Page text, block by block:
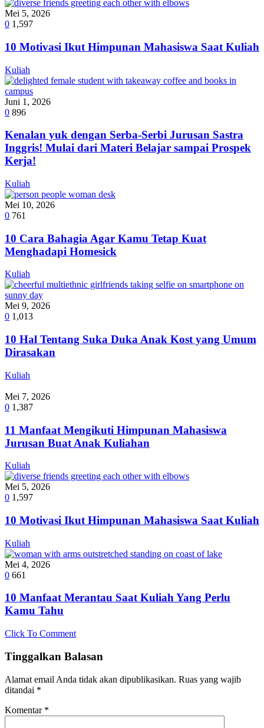
Mei 5, 2026
0 1,597
10 Motivasi Ikut Himpunan Mahasiswa Saat Kuliah
Kuliah
Juni 1, 2026
0 896
Kenalan yuk dengan Serba-Serbi Jurusan Sastra
Inggris! Mulai dari Materi Belajar sampai Prospek
Kerja!
Kuliah
Mei 10, 2026
0 761
10 Cara Bahagia Agar Kamu Tetap Kuat
Menghadapi Homesick
Kuliah
Mei 9, 2026
0 1,013
10 Hal Tentang Suka Duka Anak Kost yang Umum
Dirasakan
Kuliah
Mei 7, 2026
0 1,387
11 Manfaat Mengikuti Himpunan Mahasiswa
Jurusan Buat Anak Kuliahan
Kuliah
Mei 5, 2026
0 1,597
10 Motivasi Ikut Himpunan Mahasiswa Saat Kuliah
Kuliah
Mei 4, 2026
0 661
10 Manfaat Merantau Saat Kuliah Yang Perlu
Kamu Tahu
Click To Comment
Tinggalkan Balasan
Alamat email Anda tidak akan dipublikasikan. Ruas yang wajib
ditandai *
Komentar *